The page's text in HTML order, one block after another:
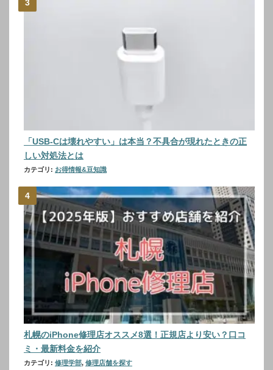
「USB-Cは壊れやすい」は本当？不具合が現れたときの正
しい対処法とは
カテゴリ: お得情報&豆知識
札幌のiPhone修理店オススメ8選！正規店より安い？口コ
ミ・最新料金を紹介
カテゴリ: 修理学部, 修理店舗を探す